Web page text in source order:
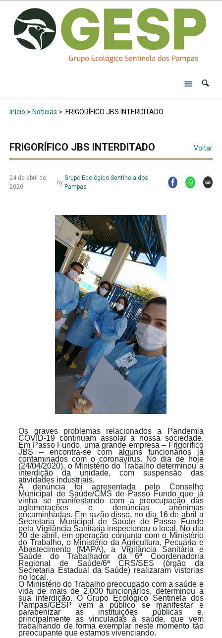
Início > Notícias > FRIGORÍFICO JBS INTERDITADO
FRIGORÍFICO JBS INTERDITADO Voltar
24 de abril de
2020
by
Grupo Ecológico Sentinela dos
Pampas
Os graves problemas relacionados a Pandemia
COVID-19 continuam assolar a nossa sociedade.
Em Passo Fundo, uma grande empresa – Frigorífico
JBS – encontra-se com alguns funcionários já
contaminados com o coronavírus. No dia de hoje
(24/04/2020), o Ministério do Trabalho determinou a
interdição da unidade, com suspensão das
atividades industriais.
A denúncia foi apresentada pelo Conselho
Municipal de Saúde/CMS de Passo Fundo que já
vinha se manifestando com a preocupação das
aglomerações e denúncias anônimas
encaminhadas. Em razão disso, no dia 16 de abril a
Secretaria Municipal de Saúde de Passo Fundo
pela Vigilância Sanitária inspecionou o local. No dia
20 de abril, em operação conjunta com o Ministério
do Trabalho, o Ministério da Agricultura, Pecuária e
Abastecimento (MAPA), a Vigilância Sanitária e
Saúde do Trabalhador da 6ª Coordenadoria
Regional de Saúde/6ª CRS/SES (órgão da
Secretaria Estadual da Saúde) realizaram vistorias
no local.
O Ministério do Trabalho preocupado com a saúde e
vida de mais de 2.000 funcionários, determinou a
sua interdição. O Grupo Ecológico Sentinela dos
Pampas/GESP vem a público se manifestar e
parabenizar as instituições públicas e,
principalmente as vinculadas à saúde, que vem
trabalhando de forma exemplar neste momento tão
preocupante que estamos vivenciando.